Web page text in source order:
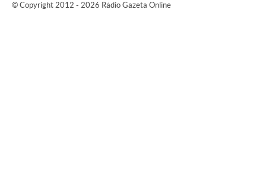
© Copyright 2012 - 2026 Rádio Gazeta Online